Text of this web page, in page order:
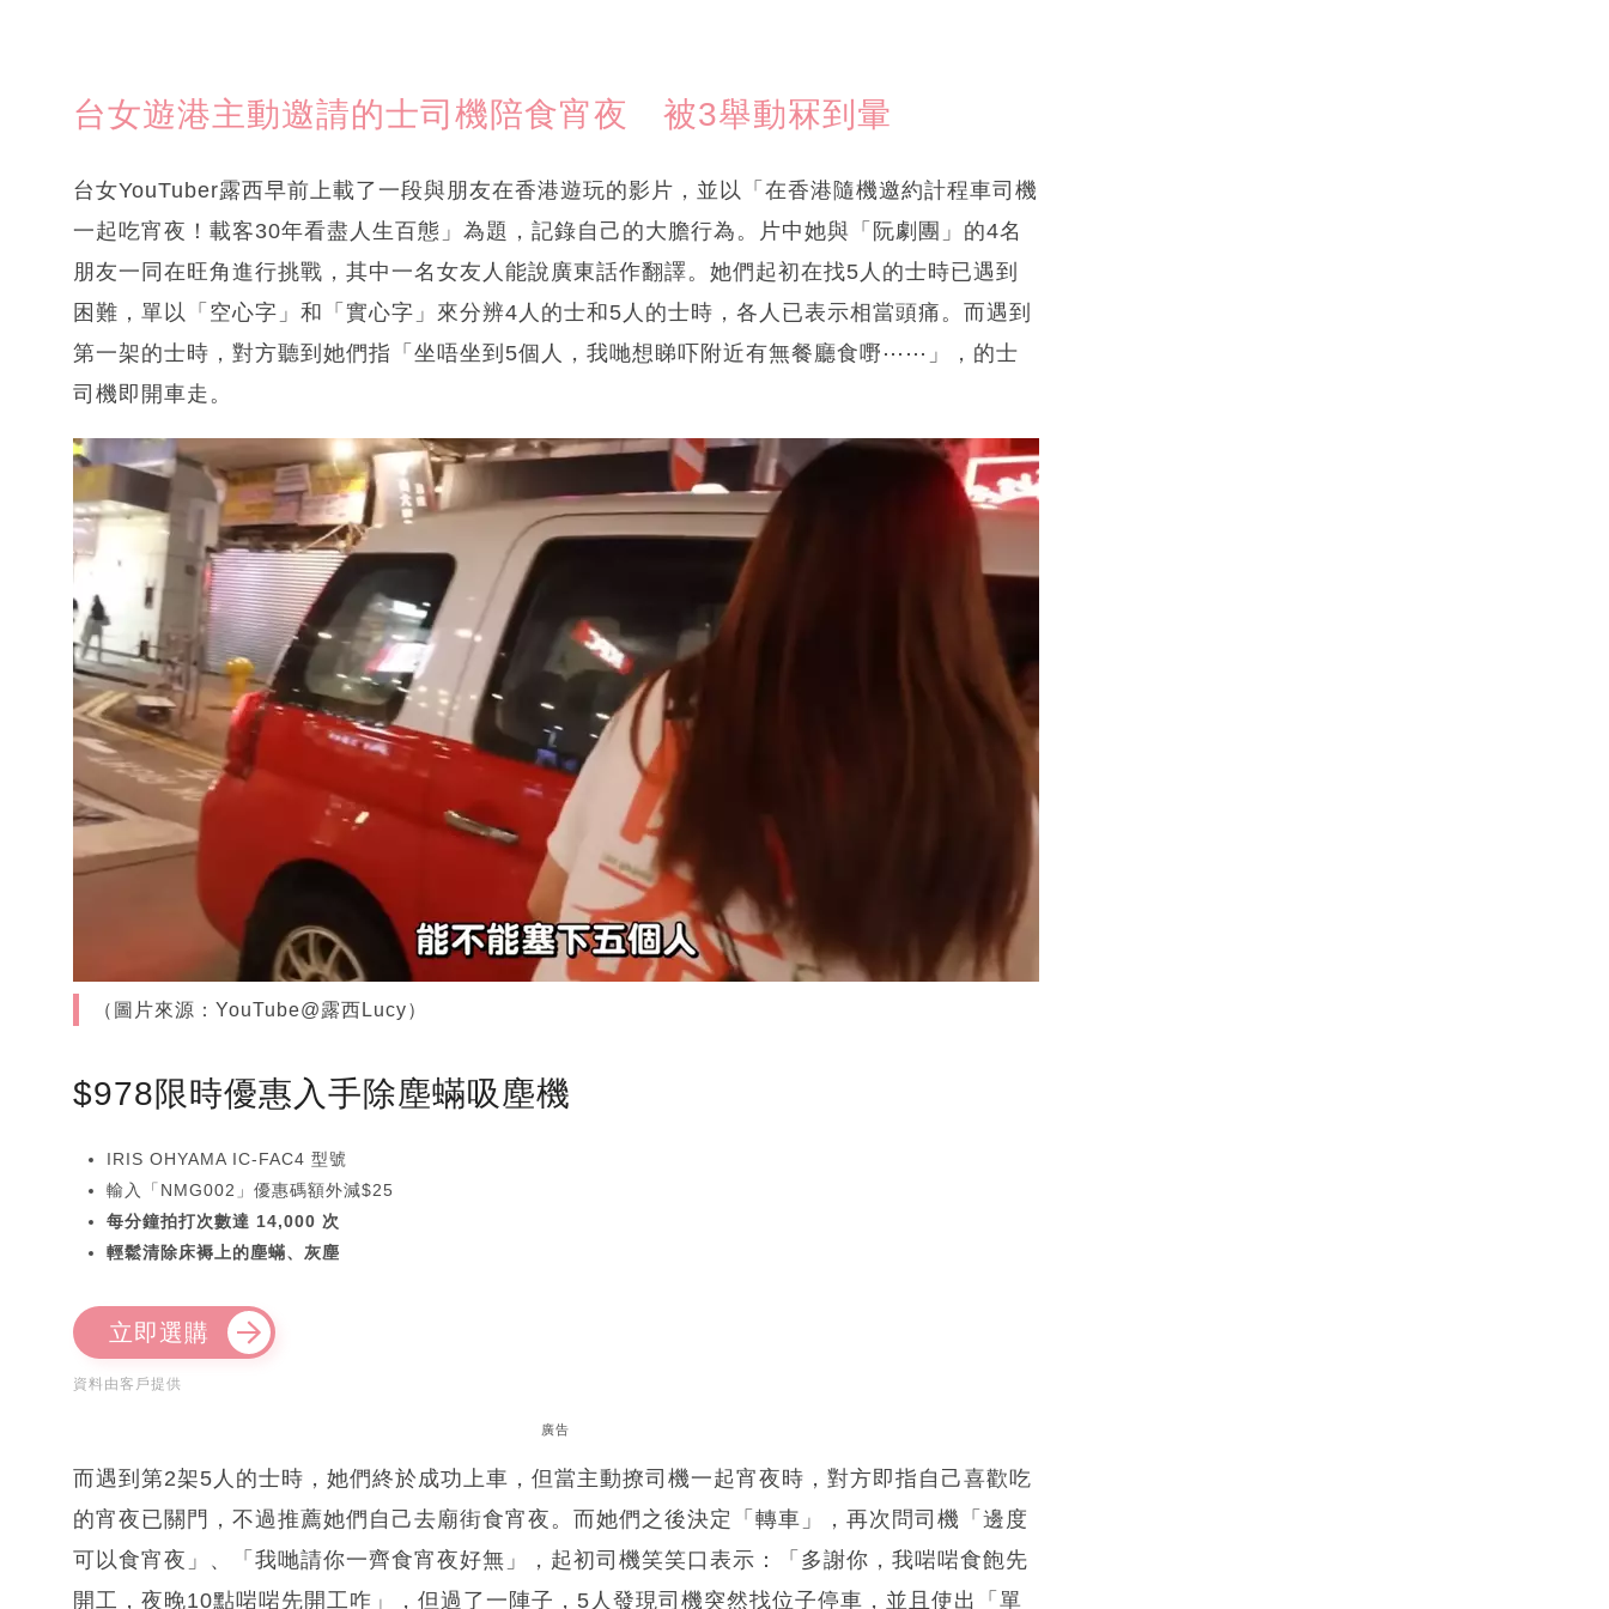
台女遊港主動邀請的士司機陪食宵夜 被3舉動冧到暈
台女YouTuber露西早前上載了一段與朋友在香港遊玩的影片，並以「在香港隨機邀約計程車司機
一起吃宵夜！載客30年看盡人生百態」為題，記錄自己的大膽行為。片中她與「阮劇團」的4名
朋友一同在旺角進行挑戰，其中一名女友人能說廣東話作翻譯。她們起初在找5人的士時已遇到
困難，單以「空心字」和「實心字」來分辨4人的士和5人的士時，各人已表示相當頭痛。而遇到
第一架的士時，對方聽到她們指「坐唔坐到5個人，我哋想睇吓附近有無餐廳食嘢⋯⋯」，的士
司機即開車走。
（圖片來源：YouTube@露西Lucy）
$978限時優惠入手除塵蟎吸塵機
IRIS OHYAMA IC-FAC4 型號
輸入「NMG002」優惠碼額外減$25
每分鐘拍打次數達 14,000 次
輕鬆清除床褥上的塵蟎、灰塵
立即選購
資料由客戶提供
廣告
而遇到第2架5人的士時，她們終於成功上車，但當主動撩司機一起宵夜時，對方即指自己喜歡吃
的宵夜已關門，不過推薦她們自己去廟街食宵夜。而她們之後決定「轉車」，再次問司機「邊度
可以食宵夜」、「我哋請你一齊食宵夜好無」，起初司機笑笑口表示：「多謝你，我啱啱食飽先
開工，夜晚10點啱啱先開工咋」，但過了一陣子，5人發現司機突然找位子停車，並且使出「單